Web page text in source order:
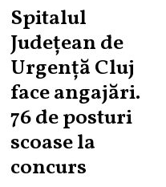
Spitalul
Județean de
Urgență Cluj
face angajări.
76 de posturi
scoase la
concurs